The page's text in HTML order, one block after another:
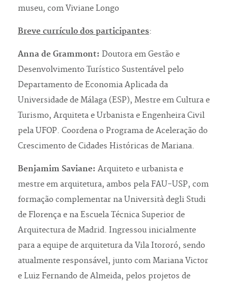
museu, com Viviane Longo
Breve currículo dos participantes:
Anna de Grammont: Doutora em Gestão e
Desenvolvimento Turístico Sustentável pelo
Departamento de Economia Aplicada da
Universidade de Málaga (ESP), Mestre em Cultura e
Turismo, Arquiteta e Urbanista e Engenheira Civil
pela UFOP. Coordena o Programa de Aceleração do
Crescimento de Cidades Históricas de Mariana.
Benjamim Saviane: Arquiteto e urbanista e
mestre em arquitetura, ambos pela FAU-USP, com
formação complementar na Università degli Studi
de Florença e na Escuela Técnica Superior de
Arquitectura de Madrid. Ingressou inicialmente
para a equipe de arquitetura da Vila Itororó, sendo
atualmente responsável, junto com Mariana Victor
e Luiz Fernando de Almeida, pelos projetos de